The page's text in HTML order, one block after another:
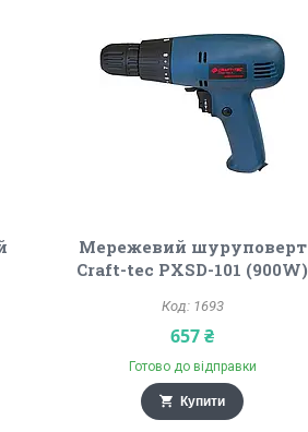
Мережевий шуруповерт
Craft-tec PXSD-101 (900W)
1693
657 ₴
Готово до відправки
Купити